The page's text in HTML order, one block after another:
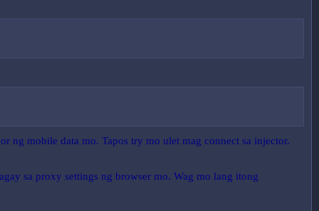
ng mobile data mo. Tapos try mo ulet mag connect sa injector.
sa proxy settings ng browser mo. Wag mo lang itong